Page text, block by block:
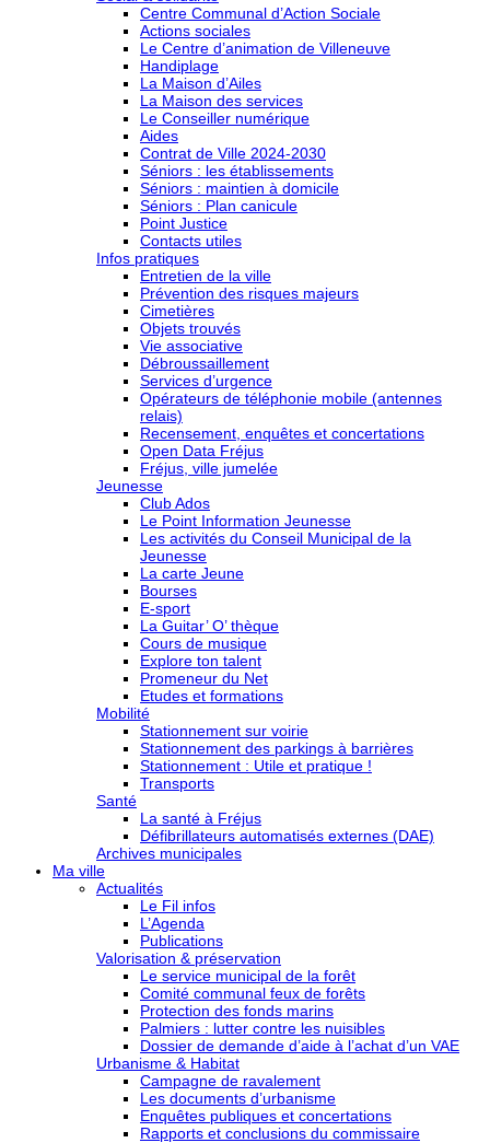
Centre Communal d’Action Sociale
Actions sociales
Le Centre d’animation de Villeneuve
Handiplage
La Maison d’Ailes
La Maison des services
Le Conseiller numérique
Aides
Contrat de Ville 2024-2030
Séniors : les établissements
Séniors : maintien à domicile
Séniors : Plan canicule
Point Justice
Contacts utiles
Infos pratiques
Entretien de la ville
Prévention des risques majeurs
Cimetières
Objets trouvés
Vie associative
Débroussaillement
Services d’urgence
Opérateurs de téléphonie mobile (antennes
relais)
Recensement, enquêtes et concertations
Open Data Fréjus
Fréjus, ville jumelée
Jeunesse
Club Ados
Le Point Information Jeunesse
Les activités du Conseil Municipal de la
Jeunesse
La carte Jeune
Bourses
E-sport
La Guitar’ O’ thèque
Cours de musique
Explore ton talent
Promeneur du Net
Etudes et formations
Mobilité
Stationnement sur voirie
Stationnement des parkings à barrières
Stationnement : Utile et pratique !
Transports
Santé
La santé à Fréjus
Défibrillateurs automatisés externes (DAE)
Archives municipales
Ma ville
Actualités
Le Fil infos
L’Agenda
Publications
Valorisation & préservation
Le service municipal de la forêt
Comité communal feux de forêts
Protection des fonds marins
Palmiers : lutter contre les nuisibles
Dossier de demande d’aide à l’achat d’un VAE
Urbanisme & Habitat
Campagne de ravalement
Les documents d’urbanisme
Enquêtes publiques et concertations
Rapports et conclusions du commissaire